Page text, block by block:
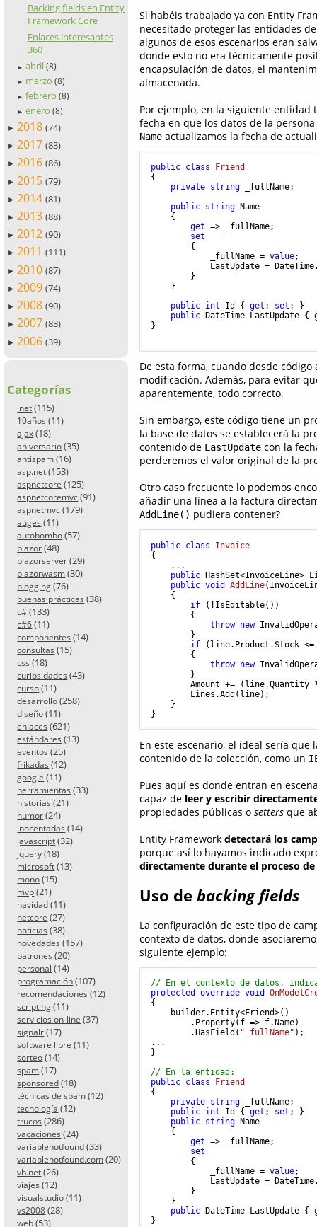
Backing fields en Entity
Framework Core
Enlaces interesantes
360
► abril (8)
► marzo (8)
► febrero (8)
► enero (8)
► 2018 (74)
► 2017 (83)
► 2016 (86)
► 2015 (79)
► 2014 (81)
► 2013 (88)
► 2012 (90)
► 2011 (111)
► 2010 (87)
► 2009 (74)
► 2008 (90)
► 2007 (83)
► 2006 (39)
Categorías
.net (115)
10años (11)
ajax (18)
aniversario (35)
antispam (16)
asp.net (153)
aspnetcore (125)
aspnetcoremvc (91)
aspnetmvc (179)
auges (11)
autobombo (57)
blazor (48)
blazorserver (29)
blazorwasm (30)
blogging (76)
buenas prácticas (38)
c# (133)
c#6 (11)
componentes (14)
consultas (15)
css (18)
curiosidades (43)
curso (11)
desarrollo (258)
diseño (11)
enlaces (621)
estándares (13)
eventos (25)
frikadas (12)
google (11)
herramientas (33)
historias (21)
humor (24)
inocentadas (14)
javascript (32)
jquery (18)
microsoft (13)
mono (15)
mvp (21)
navidad (11)
netcore (27)
noticias (38)
novedades (157)
patrones (20)
personal (14)
programación (107)
recomendaciones (12)
scripting (11)
servicios on-line (37)
signalr (17)
software libre (11)
sorteo (14)
spam (17)
sponsored (18)
técnicas de spam (12)
tecnología (12)
trucos (286)
vacaciones (24)
variablenotfound (33)
variablenotfound.com (20)
vb.net (26)
viajes (12)
visualstudio (11)
vs2008 (28)
web (53)
Si habéis trabajado ya con Entity
necesitado proteger las entidades
algunos de esos escenarios eran
donde esto no era técnicamente
encapsulación de datos, el
almacenada.
Por ejemplo, en la siguiente
fecha en que los datos de la
Name actualizamos la fecha de
public class
Friend
{
private string _fullName;
public string Name
    {
get => _fullName;
set
        {
            _fullName =
value;
LastUpdate =
        }
    }
public int Id { get ; set ; }
public DateTime LastUpdate {
}
De esta forma, cuando desde
modificación. Además, para evitar
aparentemente, todo correcto.
Sin embargo, este código tiene un
la base de datos se establecerá la
contenido de LastUpdate con la
perderemos el valor original de la
Otro caso frecuente lo podemos
añadir una línea a la factura
AddLine() pudiera contener?
public class
Invoice
{
    ...
public HashSet<InvoiceLine>
public void AddLine(
    {
if (!IsEditable())
        {
throw new
        }
if (line.Product.Stock
        {
throw new
        }
Amount += (line.Quantity
        Lines.Add(line);
    }
En este escenario, el ideal sería
contenido de la colección, como un
Pues aquí es donde entran en
capaz de leer y escribir
propiedades públicas o setters que
Entity Framework detectará los
porque así lo hayamos indicado
directamente durante el proceso
Uso de backing fields
La configuración de este tipo de
contexto de datos, donde
siguiente ejemplo:
// En el contexto de datos,
protected
override void
{
    builder.Entity<Friend>()
        .Property(f => f.Name)
        .HasField(
"_fullName" );
...
}
// En la entidad:
public class
Friend
{
private string _fullName;
public int Id { get ; set ; }
public string Name
    {
get => _fullName;
set
        {
            _fullName =
value;
LastUpdate =
        }
    }
public DateTime LastUpdate {